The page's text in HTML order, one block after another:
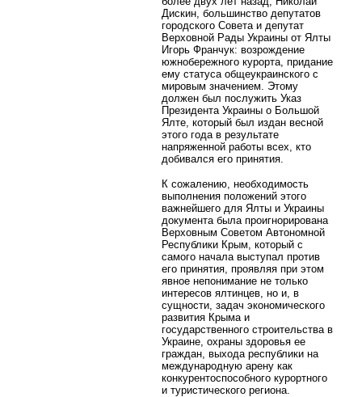
Дискин, большинство депутатов
городского Совета и депутат
Верховной Рады Украины от Ялты
Игорь Франчук: возрождение
южнобережного курорта, придание
ему статуса общеукраинского с
мировым значением. Этому
должен был послужить Указ
Президента Украины о Большой
Ялте, который был издан весной
этого года в результате
напряженной работы всех, кто
добивался его принятия.
К сожалению, необходимость
выполнения положений этого
важнейшего для Ялты и Украины
документа была проигнорирована
Верховным Советом Автономной
Республики Крым, который с
самого начала выступал против
его принятия, проявляя при этом
явное непонимание не только
интересов ялтинцев, но и, в
сущности, задач экономического
развития Крыма и
государственного строительства в
Украине, охраны здоровья ее
граждан, выхода республики на
международную арену как
конкурентоспособного курортного
и туристического региона.